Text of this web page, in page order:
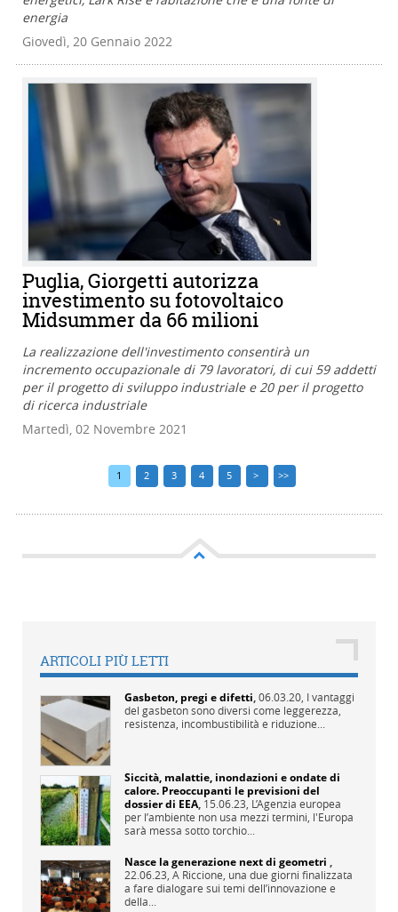
energia
Giovedì, 20 Gennaio 2022
Puglia, Giorgetti autorizza
investimento su fotovoltaico
Midsummer da 66 milioni
La realizzazione dell'investimento consentirà un
incremento occupazionale di 79 lavoratori, di cui 59 addetti
per il progetto di sviluppo industriale e 20 per il progetto
di ricerca industriale
Martedì, 02 Novembre 2021
1 2 3 4 5 > >>
ARTICOLI PIÙ LETTI
Gasbeton, pregi e difetti,06.03.20, I vantaggi
del gasbeton sono diversi come leggerezza,
resistenza, incombustibilità e riduzione...
Siccità, malattie, inondazioni e ondate di
calore. Preoccupanti le previsioni del
dossier di EEA, 15.06.23, L’Agenzia europea
per l’ambiente non usa mezzi termini, l'Europa
sarà messa sotto torchio...
Nasce la generazione next di geometri ,
22.06.23, A Riccione, una due giorni finalizzata
a fare dialogare sui temi dell’innovazione e
della...